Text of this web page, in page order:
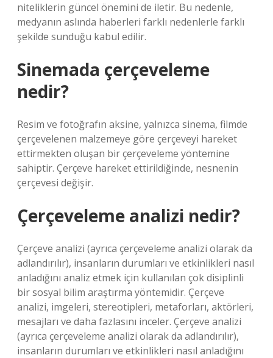
niteliklerin güncel önemini de iletir. Bu nedenle,
medyanın aslında haberleri farklı nedenlerle farklı
şekilde sunduğu kabul edilir.
Sinemada çerçeveleme
nedir?
Resim ve fotoğrafın aksine, yalnızca sinema, filmde
çerçevelenen malzemeye göre çerçeveyi hareket
ettirmekten oluşan bir çerçeveleme yöntemine
sahiptir. Çerçeve hareket ettirildiğinde, nesnenin
çerçevesi değişir.
Çerçeveleme analizi nedir?
Çerçeve analizi (ayrıca çerçeveleme analizi olarak da
adlandırılır), insanların durumları ve etkinlikleri nasıl
anladığını analiz etmek için kullanılan çok disiplinli
bir sosyal bilim araştırma yöntemidir. Çerçeve
analizi, imgeleri, stereotipleri, metaforları, aktörleri,
mesajları ve daha fazlasını inceler. Çerçeve analizi
(ayrıca çerçeveleme analizi olarak da adlandırılır),
insanların durumları ve etkinlikleri nasıl anladığını